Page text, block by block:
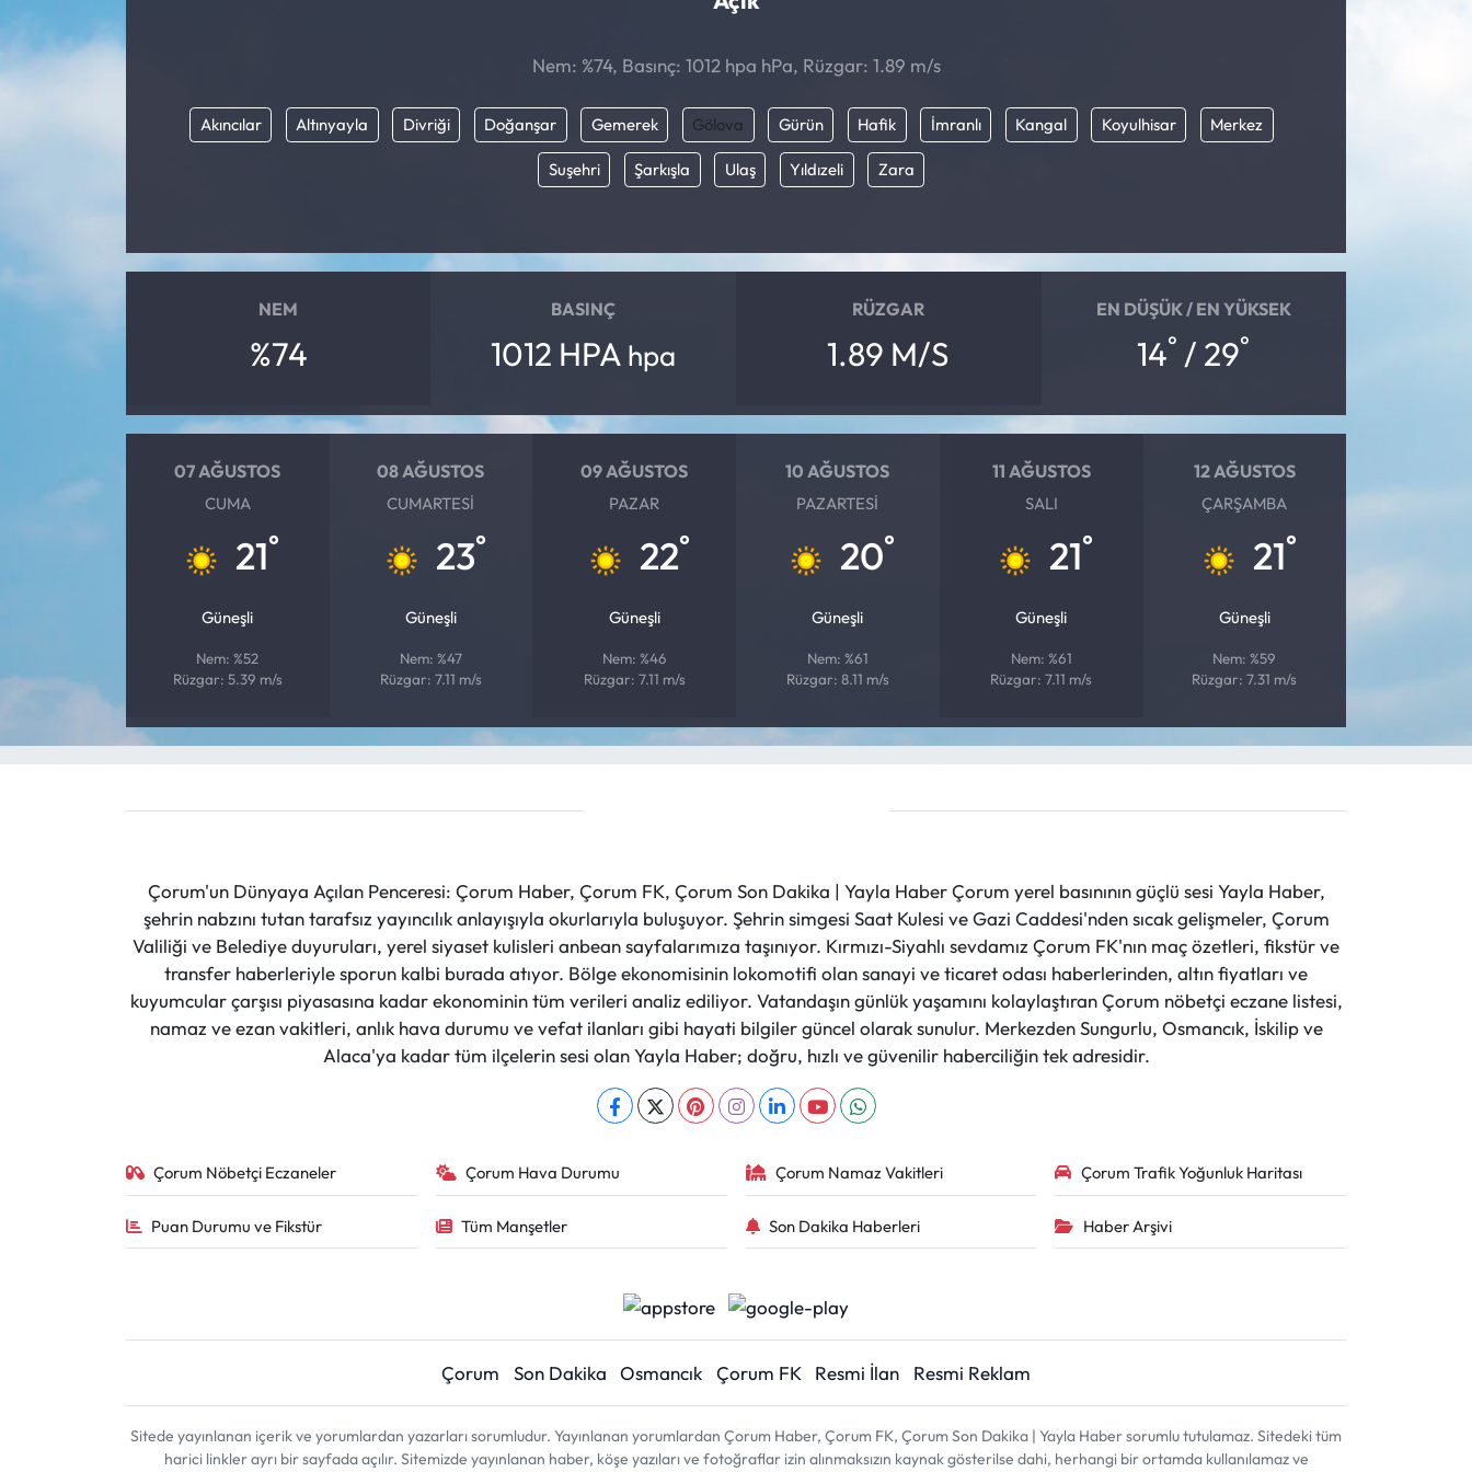
Nem: %74, Basınç: 1012 hpa hPa, Rüzgar: 1.89 m/s
Akıncılar Altınyayla Divriği Doğanşar Gemerek Gölova Gürün Hafik İmranlı Kangal Koyulhisar Merkez
Suşehri Şarkışla Ulaş Yıldızeli Zara
NEM
%74
BASINÇ
1012 HPA hpa
RÜZGAR
1.89 M/S
EN DÜŞÜK / EN YÜKSEK
14° / 29°
07 AĞUSTOS
CUMA
21°
Güneşli
Nem: %52
Rüzgar: 5.39 m/s
08 AĞUSTOS
CUMARTESI
23°
Güneşli
Nem: %47
Rüzgar: 7.11 m/s
09 AĞUSTOS
PAZAR
22°
Güneşli
Nem: %46
Rüzgar: 7.11 m/s
10 AĞUSTOS
PAZARTESI
20°
Güneşli
Nem: %61
Rüzgar: 8.11 m/s
11 AĞUSTOS
SALI
21°
Güneşli
Nem: %61
Rüzgar: 7.11 m/s
12 AĞUSTOS
ÇARŞAMBA
21°
Güneşli
Nem: %59
Rüzgar: 7.31 m/s
Çorum'un Dünyaya Açılan Penceresi: Çorum Haber, Çorum FK, Çorum Son Dakika | Yayla Haber Çorum yerel basınının güçlü sesi Yayla Haber,
şehrin nabzını tutan tarafsız yayıncılık anlayışıyla okurlarıyla buluşuyor. Şehrin simgesi Saat Kulesi ve Gazi Caddesi'nden sıcak gelişmeler, Çorum
Valiliği ve Belediye duyuruları, yerel siyaset kulisleri anbean sayfalarımıza taşınıyor. Kırmızı-Siyahlı sevdamız Çorum FK'nın maç özetleri, fikstür ve
transfer haberleriyle sporun kalbi burada atıyor. Bölge ekonomisinin lokomotifi olan sanayi ve ticaret odası haberlerinden, altın fiyatları ve
kuyumcular çarşısı piyasasına kadar ekonominin tüm verileri analiz ediliyor. Vatandaşın günlük yaşamını kolaylaştıran Çorum nöbetçi eczane listesi,
namaz ve ezan vakitleri, anlık hava durumu ve vefat ilanları gibi hayati bilgiler güncel olarak sunulur. Merkezden Sungurlu, Osmancık, İskilip ve
Alaca'ya kadar tüm ilçelerin sesi olan Yayla Haber; doğru, hızlı ve güvenilir haberciliğin tek adresidir.
Çorum Nöbetçi Eczaneler Çorum Hava Durumu Çorum Namaz Vakitleri Çorum Trafik Yoğunluk Haritası
Puan Durumu ve Fikstür Tüm Manşetler Son Dakika Haberleri Haber Arşivi
Çorum Son Dakika Osmancık Çorum FK Resmi İlan Resmi Reklam
Sitede yayınlanan içerik ve yorumlardan yazarları sorumludur. Yayınlanan yorumlardan Çorum Haber, Çorum FK, Çorum Son Dakika | Yayla Haber sorumlu tutulamaz. Sitedeki tüm
harici linkler ayrı bir sayfada açılır. Sitemizde yayınlanan haber, köşe yazıları ve fotoğraflar izin alınmaksızın kaynak gösterilse dahi, herhangi bir ortamda kullanılamaz ve
Eğitim
Laçin Haberleri
Magazin
Mecitözü Haberleri
Ortaköy Haberleri
Osmancık Haberleri
Yerel Haberler